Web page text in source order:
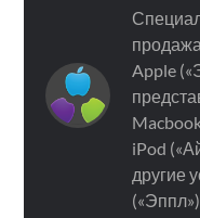
Apple
iPod
другие